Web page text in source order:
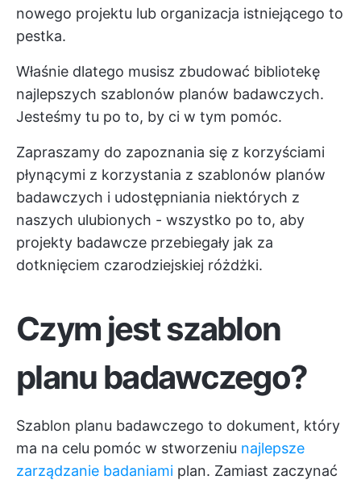
nowego projektu lub organizacja istniejącego to
pestka.
Właśnie dlatego musisz zbudować bibliotekę
najlepszych szablonów planów badawczych.
Jesteśmy tu po to, by ci w tym pomóc.
Zapraszamy do zapoznania się z korzyściami
płynącymi z korzystania z szablonów planów
badawczych i udostępniania niektórych z
naszych ulubionych - wszystko po to, aby
projekty badawcze przebiegały jak za
dotknięciem czarodziejskiej różdżki.
Czym jest szablon
planu badawczego?
Szablon planu badawczego to dokument, który
ma na celu pomóc w stworzeniu najlepsze
zarządzanie badaniami plan. Zamiast zaczynać